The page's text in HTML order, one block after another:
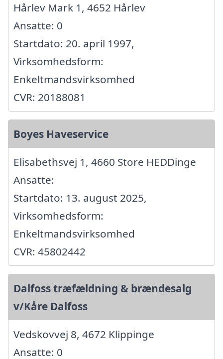
Hårlev Mark 1, 4652 Hårlev
Ansatte: 0
Startdato: 20. april 1997,
Virksomhedsform:
Enkeltmandsvirksomhed
CVR: 20188081
Boyes Haveservice
Elisabethsvej 1, 4660 Store HEDDinge
Ansatte:
Startdato: 13. august 2025,
Virksomhedsform:
Enkeltmandsvirksomhed
CVR: 45802442
Dalfoss træfældning & brændesalg
v/Kåre Dalfoss
Vedskovvej 8, 4672 Klippinge
Ansatte: 0